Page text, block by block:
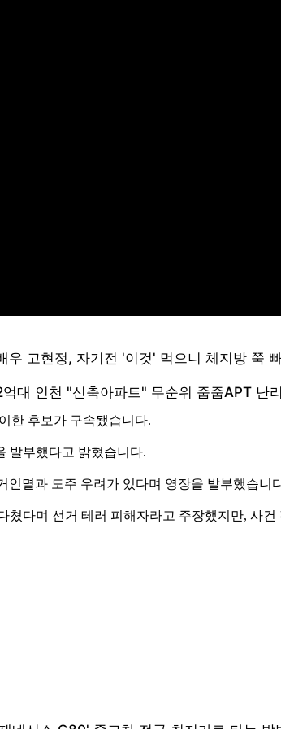
한 후보가 구속됐습니다.
발부했다고 밝혔습니다.
인멸과 도주 우려가 있다며 영장을 발부했습니
다며 선거 테러 피해자라고 주장했지만, 사